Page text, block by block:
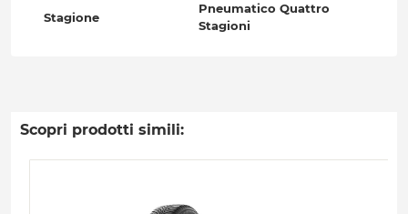
Stagione
Pneumatico Quattro
Stagioni
Scopri prodotti simili: